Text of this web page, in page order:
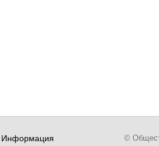
Информация ©